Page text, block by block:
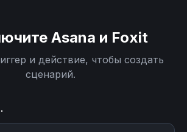
Asana и Foxit
и действие, чтобы создать
сценарий.